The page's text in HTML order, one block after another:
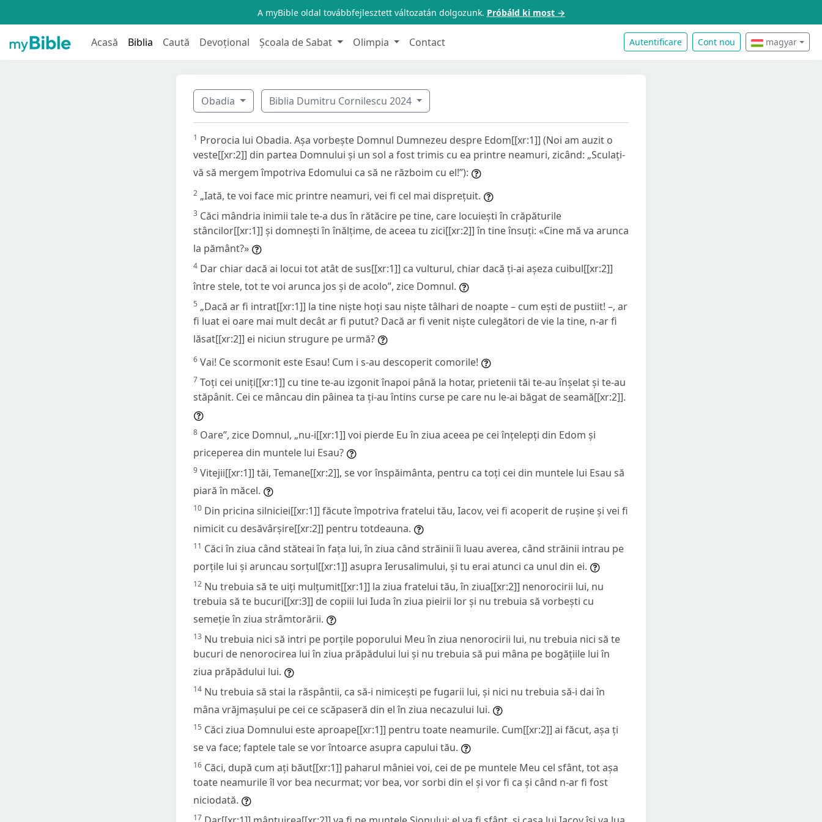
A myBible oldal továbbfejlesztett változatán dolgozunk. Próbáld ki most →
Acasă Biblia Caută Devoțional Școala de Sabat Olimpia Contact Autentificare Cont nou magyar
Obadia Biblia Dumitru Cornilescu 2024
1 Prorocia lui Obadia. Așa vorbește Domnul Dumnezeu despre Edom[[xr:1]] (Noi am auzit o
veste[[xr:2]] din partea Domnului și un sol a fost trimis cu ea printre neamuri, zicând: „Sculați-
vă să mergem împotriva Edomului ca să ne războim cu el!”):
2 „Iată, te voi face mic printre neamuri, vei fi cel mai disprețuit.
3 Căci mândria inimii tale te-a dus în rătăcire pe tine, care locuiești în crăpăturile
stâncilor[[xr:1]] și domnești în înălțime, de aceea tu zici[[xr:2]] în tine însuți: «Cine mă va arunca
la pământ?»
4 Dar chiar dacă ai locui tot atât de sus[[xr:1]] ca vulturul, chiar dacă ți-ai așeza cuibul[[xr:2]]
între stele, tot te voi arunca jos și de acolo”, zice Domnul.
5 „Dacă ar fi intrat[[xr:1]] la tine niște hoți sau niște tâlhari de noapte – cum ești de pustiit! –, ar
fi luat ei oare mai mult decât ar fi putut? Dacă ar fi venit niște culegători de vie la tine, n-ar fi
lăsat[[xr:2]] ei niciun strugure pe urmă?
6 Vai! Ce scormonit este Esau! Cum i s-au descoperit comorile!
7 Toți cei uniți[[xr:1]] cu tine te-au izgonit înapoi până la hotar, prietenii tăi te-au înșelat și te-au
stăpânit. Cei ce mâncau din pâinea ta ți-au întins curse pe care nu le-ai băgat de seamă[[xr:2]].
8 Oare”, zice Domnul, „nu-i[[xr:1]] voi pierde Eu în ziua aceea pe cei înțelepți din Edom și
priceperea din muntele lui Esau?
9 Vitejii[[xr:1]] tăi, Temane[[xr:2]], se vor înspăimânta, pentru ca toți cei din muntele lui Esau să
piară în măcel.
10 Din pricina silniciei[[xr:1]] făcute împotriva fratelui tău, Iacov, vei fi acoperit de rușine și vei fi
nimicit cu desăvârșire[[xr:2]] pentru totdeauna.
11 Căci în ziua când stăteai în fața lui, în ziua când străinii îi luau averea, când străinii intrau pe
porțile lui și aruncau sorțul[[xr:1]] asupra Ierusalimului, și tu erai atunci ca unul din ei.
12 Nu trebuia să te uiți mulțumit[[xr:1]] la ziua fratelui tău, în ziua[[xr:2]] nenorocirii lui, nu
trebuia să te bucuri[[xr:3]] de copiii lui Iuda în ziua pieirii lor și nu trebuia să vorbești cu
semeție în ziua strâmtorării.
13 Nu trebuia nici să intri pe porțile poporului Meu în ziua nenorocirii lui, nu trebuia nici să te
bucuri de nenorocirea lui în ziua prăpădului lui și nu trebuia să pui mâna pe bogățiile lui în
ziua prăpădului lui.
14 Nu trebuia să stai la răspântii, ca să-i nimicești pe fugarii lui, și nici nu trebuia să-i dai în
mâna vrăjmașului pe cei ce scăpaseră din el în ziua necazului lui.
15 Căci ziua Domnului este aproape[[xr:1]] pentru toate neamurile. Cum[[xr:2]] ai făcut, așa ți
se va face; faptele tale se vor întoarce asupra capului tău.
16 Căci, după cum ați băut[[xr:1]] paharul mâniei voi, cei de pe muntele Meu cel sfânt, tot așa
toate neamurile îl vor bea necurmat; vor bea, vor sorbi din el și vor fi ca și când n-ar fi fost
niciodată.
17